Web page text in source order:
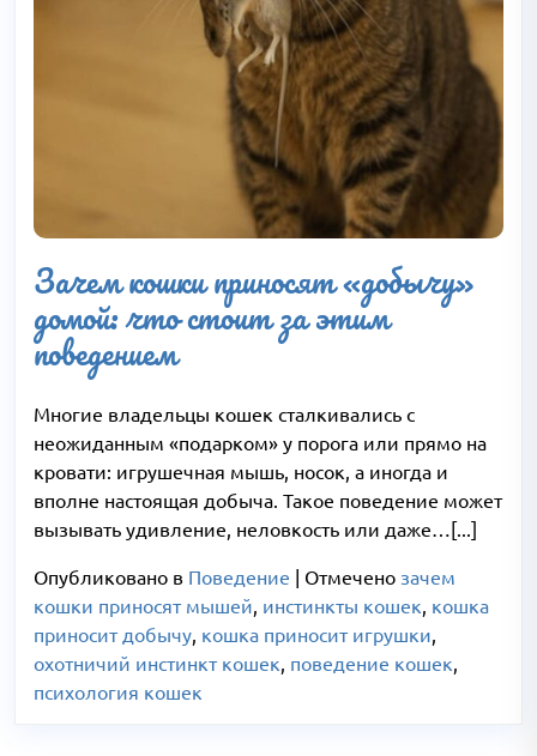
Зачем кошки приносят «добычу»
домой: что стоит за этим
поведением
Многие владельцы кошек сталкивались с
неожиданным «подарком» у порога или прямо на
кровати: игрушечная мышь, носок, а иногда и
вполне настоящая добыча. Такое поведение может
вызывать удивление, неловкость или даже…[...]
Опубликовано в Поведение | Отмечено зачем
кошки приносят мышей, инстинкты кошек, кошка
приносит добычу, кошка приносит игрушки,
охотничий инстинкт кошек, поведение кошек,
психология кошек